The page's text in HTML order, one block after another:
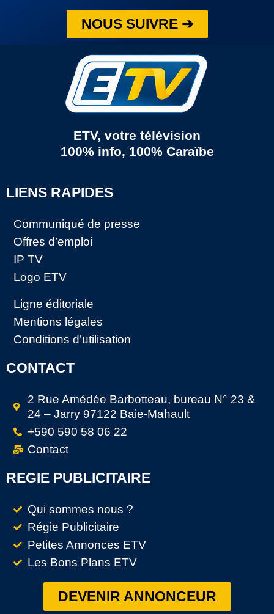
NOUS SUIVRE ➔
ETV, votre télévision
100% info, 100% Caraïbe
LIENS RAPIDES
Communiqué de presse
Offres d’emploi
IP TV
Logo ETV
Ligne éditoriale
Mentions légales
Conditions d’utilisation
CONTACT
2 Rue Amédée Barbotteau, bureau N° 23 &
24 – Jarry 97122 Baie-Mahault
+590 590 58 06 22
Contact
REGIE PUBLICITAIRE
Qui sommes nous ?
Régie Publicitaire
Petites Annonces ETV
Les Bons Plans ETV
DEVENIR ANNONCEUR